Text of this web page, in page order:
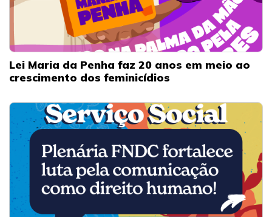
Lei Maria da Penha faz 20 anos em meio ao
crescimento dos feminicídios